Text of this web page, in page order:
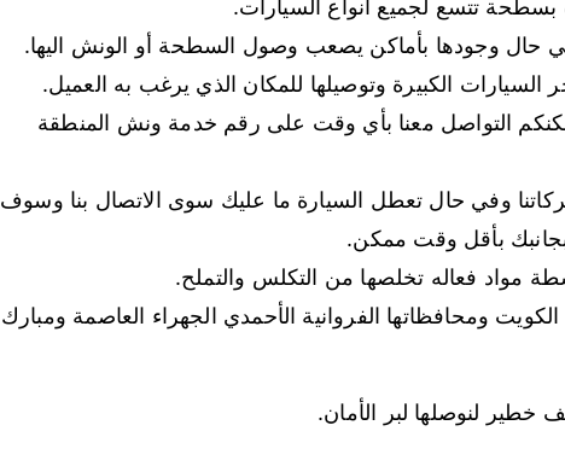
تتسع لجميع أنواع السيارات.
حال وجودها بأماكن يصعب وصول السطحة أو الونش اليها.
الكبيرة وتوصيلها للمكان الذي يرغب به العميل.
وعلى مدار 24 ساعة فيمكنكم التواصل معنا بأي وقت على رقم خدمة ونش المنطقة
وفي حال تعطل السيارة ما عليك سوى الاتصال بنا وسوف
مواد فعاله تخلصها من التكلس والتملح.
ومحافظاتها الفروانية الأحمدي الجهراء العاصمة ومبارك
خطير لنوصلها لبر الأمان.